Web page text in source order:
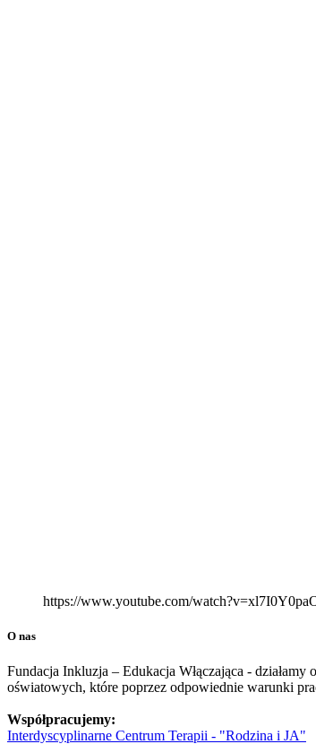
https://www.youtube.com/
O nas
Fundacja Inkluzja – Edukacja Włączająca -
oświatowych, które poprzez odpowiednie warunki
Współpracujemy:
Interdyscyplinarne Centrum Terapii - "Rodzina i JA"